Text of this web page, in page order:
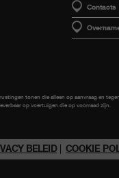
Contacts
tonen die alleen op aanvraag en
op voertuigen die op voorraad zijn.
BELEID COOKIE